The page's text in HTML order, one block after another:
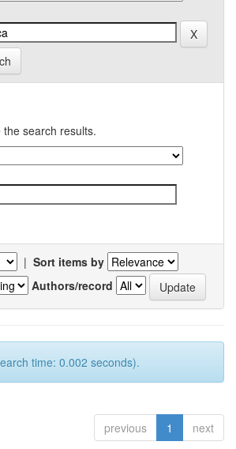
search results.
| Sort items by
Authors/record
time: 0.002 seconds).
previous 1 next